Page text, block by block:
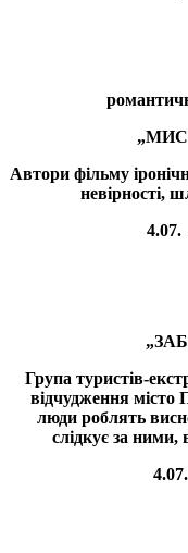
Автори фільму
невірності,
4.07.
Група туристів-
відчудження місто
люди роблять
слідкує за
4.07